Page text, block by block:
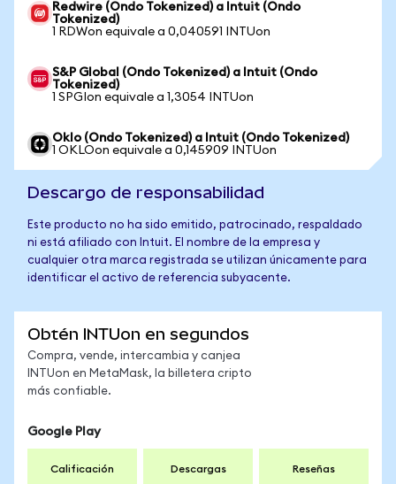
Redwire (Ondo Tokenized) a Intuit (Ondo
Tokenized)
1 RDWon equivale a 0,040591 INTUon
S&P Global (Ondo Tokenized) a Intuit (Ondo
Tokenized)
1 SPGIon equivale a 1,3054 INTUon
Oklo (Ondo Tokenized) a Intuit (Ondo Tokenized)
1 OKLOon equivale a 0,145909 INTUon
Descargo de responsabilidad
Este producto no ha sido emitido, patrocinado, respaldado
ni está afiliado con Intuit. El nombre de la empresa y
cualquier otra marca registrada se utilizan únicamente para
identificar el activo de referencia subyacente.
Obtén INTUon en segundos
Compra, vende, intercambia y canjea
INTUon en MetaMask, la billetera cripto
más confiable.
Google Play
Calificación Descargas Reseñas